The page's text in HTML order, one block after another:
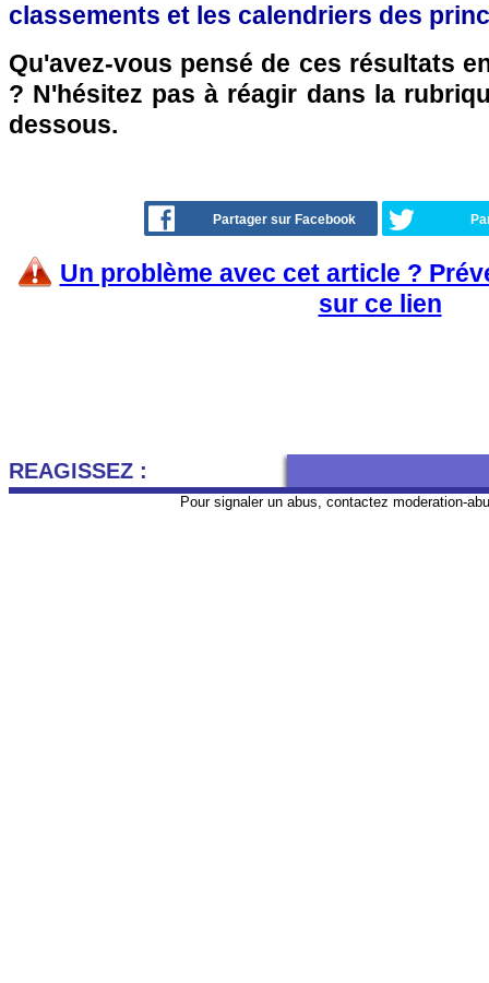
classements et les calendriers des
Qu'avez-vous pensé de ces résultats
? N'hésitez pas à réagir dans la
dessous.
Partager sur Facebook
Un problème avec cet article ?
sur ce lien
REAGISSEZ :
Pour signaler un abus, contactez moderation-